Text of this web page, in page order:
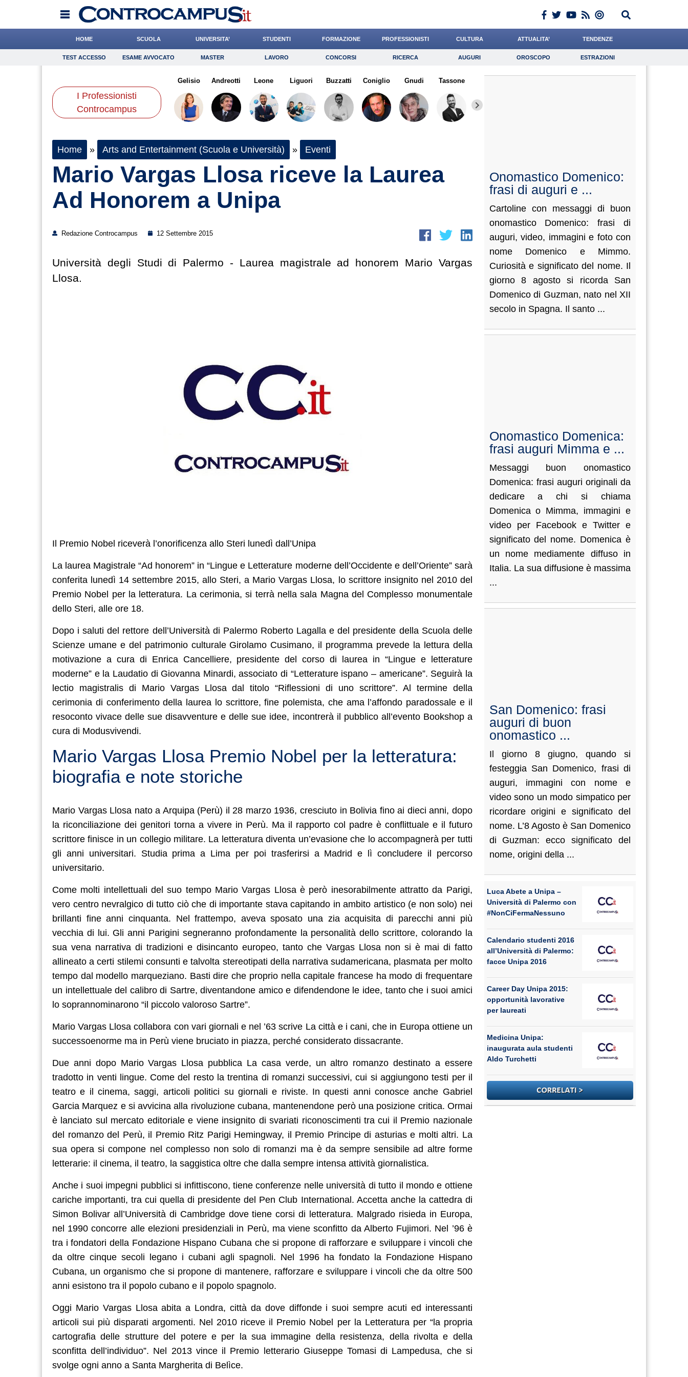
HOME SCUOLA UNIVERSITA’ STUDENTI FORMAZIONE PROFESSIONISTI CULTURA ATTUALITA’ TENDENZE
TEST ACCESSO Esame Avvocato Master Lavoro Concorsi Ricerca Auguri Oroscopo Estrazioni
Consigli Risparmio Diritto Economia Giornalista
Scienze
TEST ACCESSO ESAME AVVOCATO MASTER LAVORO CONCORSI RICERCA AUGURI OROSCOPO ESTRAZIONI
I Professionisti
Controcampus
Gelisio Andreotti Leone Liguori Buzzatti Coniglio Gnudi Tassone
Home » Arts and Entertainment (Scuola e Università) » Eventi
Mario Vargas Llosa riceve la Laurea
Ad Honorem a Unipa
Redazione Controcampus 12 Settembre 2015
Università degli Studi di Palermo - Laurea magistrale ad honorem Mario Vargas
Llosa.
Il Premio Nobel riceverà l’onorificenza allo Steri lunedì dall’Unipa
La laurea Magistrale “Ad honorem” in “Lingue e Letterature moderne dell’Occidente e dell’Oriente” sarà
conferita lunedì 14 settembre 2015, allo Steri, a Mario Vargas Llosa, lo scrittore insignito nel 2010 del
Premio Nobel per la letteratura. La cerimonia, si terrà nella sala Magna del Complesso monumentale
dello Steri, alle ore 18.
Dopo i saluti del rettore dell’Università di Palermo Roberto Lagalla e del presidente della Scuola delle
Scienze umane e del patrimonio culturale Girolamo Cusimano, il programma prevede la lettura della
motivazione a cura di Enrica Cancelliere, presidente del corso di laurea in “Lingue e letterature
moderne” e la Laudatio di Giovanna Minardi, associato di “Letterature ispano – americane”. Seguirà la
lectio magistralis di Mario Vargas Llosa dal titolo “Riflessioni di uno scrittore”. Al termine della
cerimonia di conferimento della laurea lo scrittore, fine polemista, che ama l’affondo paradossale e il
resoconto vivace delle sue disavventure e delle sue idee, incontrerà il pubblico all’evento Bookshop a
cura di Modusvivendi.
Mario Vargas Llosa Premio Nobel per la letteratura:
biografia e note storiche
Mario Vargas Llosa nato a Arquipa (Perù) il 28 marzo 1936, cresciuto in Bolivia fino ai dieci anni, dopo
la riconciliazione dei genitori torna a vivere in Perù. Ma il rapporto col padre è conflittuale e il futuro
scrittore finisce in un collegio militare. La letteratura diventa un’evasione che lo accompagnerà per tutti
gli anni universitari. Studia prima a Lima per poi trasferirsi a Madrid e lì concludere il percorso
universitario.
Come molti intellettuali del suo tempo Mario Vargas Llosa è però inesorabilmente attratto da Parigi,
vero centro nevralgico di tutto ciò che di importante stava capitando in ambito artistico (e non solo) nei
brillanti fine anni cinquanta. Nel frattempo, aveva sposato una zia acquisita di parecchi anni più
vecchia di lui. Gli anni Parigini segneranno profondamente la personalità dello scrittore, colorando la
sua vena narrativa di tradizioni e disincanto europeo, tanto che Vargas Llosa non si è mai di fatto
allineato a certi stilemi consunti e talvolta stereotipati della narrativa sudamericana, plasmata per molto
tempo dal modello marqueziano. Basti dire che proprio nella capitale francese ha modo di frequentare
un intellettuale del calibro di Sartre, diventandone amico e difendendone le idee, tanto che i suoi amici
lo soprannominarono “il piccolo valoroso Sartre”.
Mario Vargas Llosa collabora con vari giornali e nel ’63 scrive La città e i cani, che in Europa ottiene un
successoenorme ma in Perù viene bruciato in piazza, perché considerato dissacrante.
Due anni dopo Mario Vargas Llosa pubblica La casa verde, un altro romanzo destinato a essere
tradotto in venti lingue. Come del resto la trentina di romanzi successivi, cui si aggiungono testi per il
teatro e il cinema, saggi, articoli politici su giornali e riviste. In questi anni conosce anche Gabriel
Garcia Marquez e si avvicina alla rivoluzione cubana, mantenendone però una posizione critica. Ormai
è lanciato sul mercato editoriale e viene insignito di svariati riconoscimenti tra cui il Premio nazionale
del romanzo del Perù, il Premio Ritz Parigi Hemingway, il Premio Principe di asturias e molti altri. La
sua opera si compone nel complesso non solo di romanzi ma è da sempre sensibile ad altre forme
letterarie: il cinema, il teatro, la saggistica oltre che dalla sempre intensa attività giornalistica.
Anche i suoi impegni pubblici si infittiscono, tiene conferenze nelle università di tutto il mondo e ottiene
cariche importanti, tra cui quella di presidente del Pen Club International. Accetta anche la cattedra di
Simon Bolivar all’Università di Cambridge dove tiene corsi di letteratura. Malgrado risieda in Europa,
nel 1990 concorre alle elezioni presidenziali in Perù, ma viene sconfitto da Alberto Fujimori. Nel ’96 è
tra i fondatori della Fondazione Hispano Cubana che si propone di rafforzare e sviluppare i vincoli che
da oltre cinque secoli legano i cubani agli spagnoli. Nel 1996 ha fondato la Fondazione Hispano
Cubana, un organismo che si propone di mantenere, rafforzare e sviluppare i vincoli che da oltre 500
anni esistono tra il popolo cubano e il popolo spagnolo.
Oggi Mario Vargas Llosa abita a Londra, città da dove diffonde i suoi sempre acuti ed interessanti
articoli sui più disparati argomenti. Nel 2010 riceve il Premio Nobel per la Letteratura per “la propria
cartografia delle strutture del potere e per la sua immagine della resistenza, della rivolta e della
sconfitta dell’individuo”. Nel 2013 vince il Premio letterario Giuseppe Tomasi di Lampedusa, che si
svolge ogni anno a Santa Margherita di Belìce.
Onomastico Domenico:
frasi di auguri e ...
Cartoline con messaggi di buon
onomastico Domenico: frasi di
auguri, video, immagini e foto con
nome Domenico e Mimmo.
Curiosità e significato del nome. Il
giorno 8 agosto si ricorda San
Domenico di Guzman, nato nel XII
secolo in Spagna. Il santo ...
Onomastico Domenica:
frasi auguri Mimma e ...
Messaggi buon onomastico
Domenica: frasi auguri originali da
dedicare a chi si chiama
Domenica o Mimma, immagini e
video per Facebook e Twitter e
significato del nome. Domenica è
un nome mediamente diffuso in
Italia. La sua diffusione è massima
...
San Domenico: frasi
auguri di buon
onomastico ...
Il giorno 8 giugno, quando si
festeggia San Domenico, frasi di
auguri, immagini con nome e
video sono un modo simpatico per
ricordare origini e significato del
nome. L’8 Agosto è San Domenico
di Guzman: ecco significato del
nome, origini della ...
Luca Abete a Unipa –
Università di Palermo con
#NonCiFermaNessuno
Calendario studenti 2016
all’Università di Palermo:
facce Unipa 2016
Career Day Unipa 2015:
opportunità lavorative
per laureati
Medicina Unipa:
inaugurata aula studenti
Aldo Turchetti